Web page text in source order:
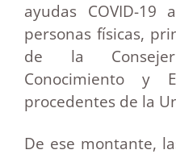
ayudas COVID-19
personas físicas,
de la
Conocimiento y
procedentes de la
De ese montante,